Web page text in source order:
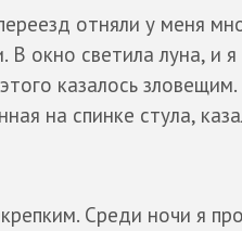
отняли у меня
окно светила луна, и
казалось
на спинке стула,
Среди ночи я